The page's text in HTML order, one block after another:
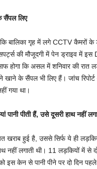
सैंपल लिए
कि बालिका गृह में लगे CCTV कैमरों
की मौजूदगी में पेन ड्राइव में
होगा कि असल में शनिवार की रात
खाने के सैंपल भी लिए हैं। जांच
गया था।
पीती हैं, उसे दूसरी हाथ नहीं
खराब हुई है, उससे सिर्फ ये ही
लगाती थी। 11 लड़कियों में से
इस केन से पानी पीने पर दो दिन